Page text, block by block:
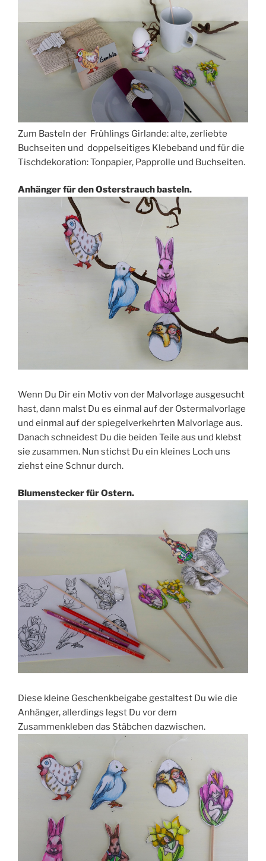
Zum Basteln der Frühlings Girlande: alte, zerliebte
Buchseiten und doppelseitiges Klebeband und für die
Tischdekoration: Tonpapier, Papprolle und Buchseiten.
Anhänger für den Osterstrauch basteln.
Wenn Du Dir ein Motiv von der Malvorlage ausgesucht
hast, dann malst Du es einmal auf der Ostermalvorlage
und einmal auf der spiegelverkehrten Malvorlage aus.
Danach schneidest Du die beiden Teile aus und klebst
sie zusammen. Nun stichst Du ein kleines Loch uns
ziehst eine Schnur durch.
Blumenstecker für Ostern.
Diese kleine Geschenkbeigabe gestaltest Du wie die
Anhänger, allerdings legst Du vor dem
Zusammenkleben das Stäbchen dazwischen.